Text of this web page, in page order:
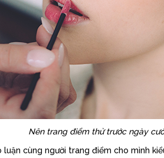
Nên trang điểm thử trước ngày
cùng người trang điểm cho mình